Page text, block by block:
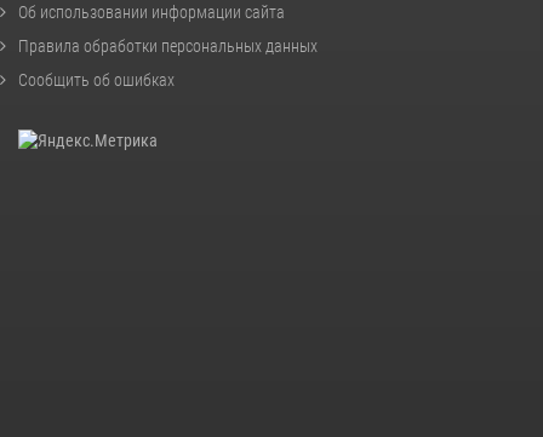
Об использовании информации сайта
Правила обработки персональных данных
Сообщить об ошибках